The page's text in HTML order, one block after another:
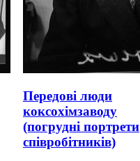
Передові люди
коксохімзаводу
(погрудні портрети
співробітників)